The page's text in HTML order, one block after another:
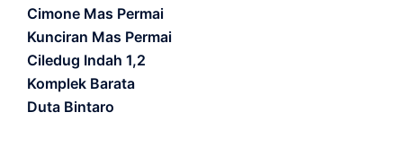
Cimone Mas Permai
Kunciran Mas Permai
Ciledug Indah 1,2
Komplek Barata
Duta Bintaro